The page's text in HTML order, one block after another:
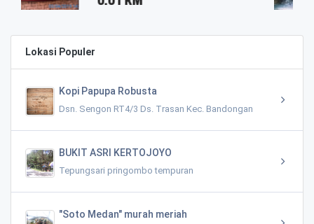
Lokasi Populer
Kopi Papupa Robusta
Dsn. Sengon RT4/3 Ds. Trasan Kec. Bandongan
BUKIT ASRI KERTOJOYO
Tepungsari pringombo tempuran
"Soto Medan" murah meriah